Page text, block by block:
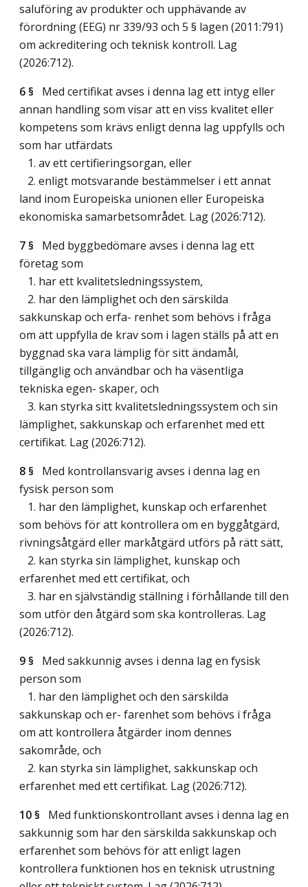
saluföring av produkter och upphävande av
förordning (EEG) nr 339/93 och 5 § lagen (2011:791)
om ackreditering och teknisk kontroll. Lag
(2026:712).
6 § Med certifikat avses i denna lag ett intyg eller
annan handling som visar att en viss kvalitet eller
kompetens som krävs enligt denna lag uppfylls och
som har utfärdats
1. av ett certifieringsorgan, eller
2. enligt motsvarande bestämmelser i ett annat
land inom Europeiska unionen eller Europeiska
ekonomiska samarbetsområdet. Lag (2026:712).
7 § Med byggbedömare avses i denna lag ett
företag som
1. har ett kvalitetsledningssystem,
2. har den lämplighet och den särskilda
sakkunskap och erfa- renhet som behövs i fråga
om att uppfylla de krav som i lagen ställs på att en
byggnad ska vara lämplig för sitt ändamål,
tillgänglig och användbar och ha väsentliga
tekniska egen- skaper, och
3. kan styrka sitt kvalitetsledningssystem och sin
lämplighet, sakkunskap och erfarenhet med ett
certifikat. Lag (2026:712).
8 § Med kontrollansvarig avses i denna lag en
fysisk person som
1. har den lämplighet, kunskap och erfarenhet
som behövs för att kontrollera om en byggåtgärd,
rivningsåtgärd eller markåtgärd utförs på rätt sätt,
2. kan styrka sin lämplighet, kunskap och
erfarenhet med ett certifikat, och
3. har en självständig ställning i förhållande till den
som utför den åtgärd som ska kontrolleras. Lag
(2026:712).
9 § Med sakkunnig avses i denna lag en fysisk
person som
1. har den lämplighet och den särskilda
sakkunskap och er- farenhet som behövs i fråga
om att kontrollera åtgärder inom dennes
sakområde, och
2. kan styrka sin lämplighet, sakkunskap och
erfarenhet med ett certifikat. Lag (2026:712).
10 § Med funktionskontrollant avses i denna lag en
sakkunnig som har den särskilda sakkunskap och
erfarenhet som behövs för att enligt lagen
kontrollera funktionen hos en teknisk utrustning